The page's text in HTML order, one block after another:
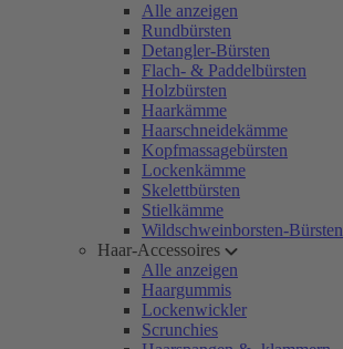
Alle anzeigen
Rundbürsten
Detangler-Bürsten
Flach- & Paddelbürsten
Holzbürsten
Haarkämme
Haarschneidekämme
Kopfmassagebürsten
Lockenkämme
Skelettbürsten
Stielkämme
Wildschweinborsten-Bürsten
Haar-Accessoires
Alle anzeigen
Haargummis
Lockenwickler
Scrunchies